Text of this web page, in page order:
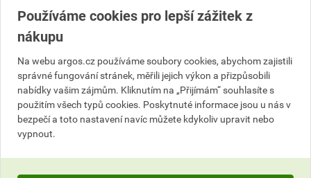
( 259,00 Kč bez DPH).
Číslo položky:
Výrobky značky:
SCHNEIDER
Popis
Používáme cookies pro lepší zážitek z
nákupu
Na webu argos.cz používáme soubory cookies, abychom zajistili
správné fungování stránek, měřili jejich výkon a přizpůsobili
nabídky vašim zájmům. Kliknutím na „Přijímám“ souhlasíte s
použitím všech typů cookies. Poskytnuté informace jsou u nás v
bezpečí a toto nastavení navíc můžete kdykoliv upravit nebo
vypnout.